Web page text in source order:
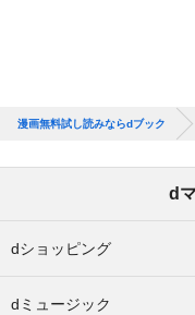
漫画無料試し読みならdブック
d
dショッピング
dミュージック